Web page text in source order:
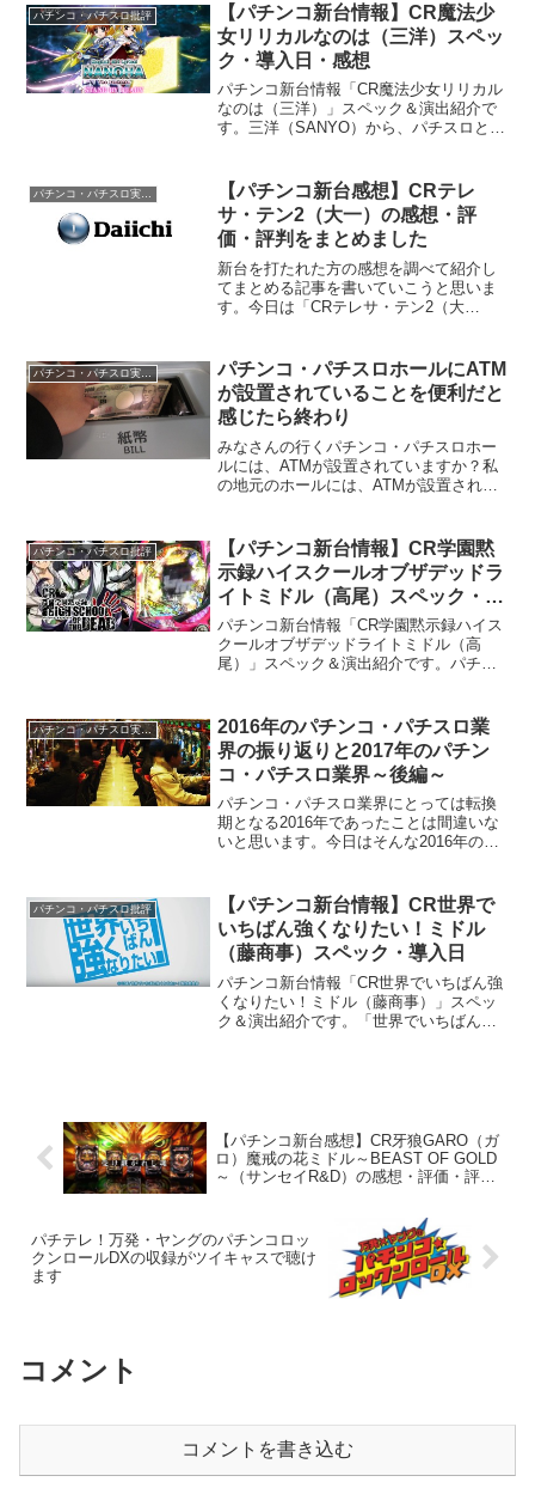
パチンコ・パチスロ批評
【パチンコ新台情報】CR魔法少
女リリカルなのは（三洋）スペッ
ク・導入日・感想
パチンコ新台情報「CR魔法少女リリカル
なのは（三洋）」スペック＆演出紹介で
す。三洋（SANYO）から、パチスロとし
パチンコ・パチスロ実践記・雑記
【パチンコ新台感想】CRテレ
サ・テン2（大一）の感想・評
価・評判をまとめました
新台を打たれた方の感想を調べて紹介し
てまとめる記事を書いていこうと思いま
す。今日は「CRテレサ・テン2（大
パチンコ・パチスロホールにATM
が設置されていることを便利だと
感じたら終わり
みなさんの行くパチンコ・パチスロホー
ルには、ATMが設置されていますか？私
の地元のホールには、ATMが設置されて
パチンコ・パチスロ批評
【パチンコ新台情報】CR学園黙
示録ハイスクールオブザデッドラ
イトミドル（高尾）スペック・導
入日・感想
パチンコ新台情報「CR学園黙示録ハイス
クールオブザデッドライトミドル（高
尾）」スペック＆演出紹介です。パチス
ンコになってホールに...
パチンコ・パチスロ実践記・雑記
2016年のパチンコ・パチスロ業
界の振り返りと2017年のパチン
コ・パチスロ業界～後編～
パチンコ・パチスロ業界にとっては転換
期となる2016年であったことは間違いな
いと思います。今日はそんな2016年のパ
ての考察記事の後編です。
パチンコ・パチスロ批評
【パチンコ新台情報】CR世界で
いちばん強くなりたい！ミドル
（藤商事）スペック・導入日
パチンコ新台情報「CR世界でいちばん強
くなりたい！ミドル（藤商事）」スペッ
ク＆演出紹介です。「世界でいちばん強
【パチンコ新台感想】CR牙狼GARO（ガ
ロ）魔戒の花ミドル～BEAST OF GOLD
～（サンセイR&D）の感想・評価・評判
パチテレ！万発・ヤングのパチンコロッ
クンロールDXの収録がツイキャスで聴け
ます
コメント
コメントを書き込む